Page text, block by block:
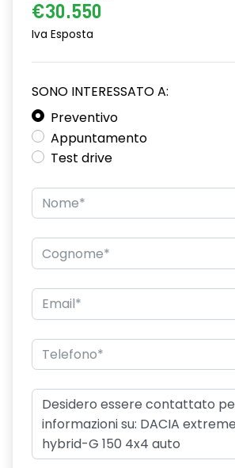
€30.550
Iva Esposta
SONO INTERESSATO A:
Preventivo
Appuntamento
Test drive